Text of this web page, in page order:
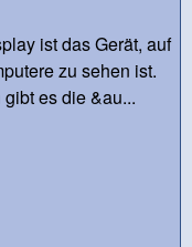
ist das Gerät, auf
zu sehen ist.
es die &au...